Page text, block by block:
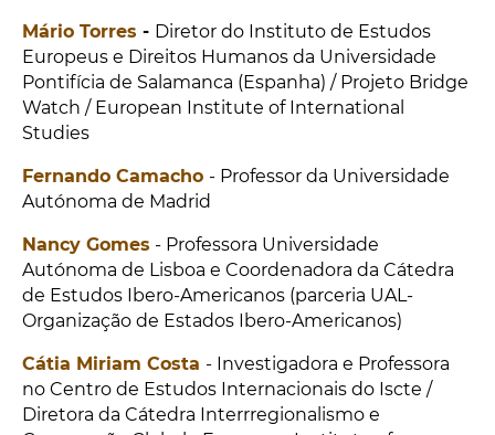
Mário Torres - Diretor do Instituto de Estudos
Europeus e Direitos Humanos da Universidade
Pontifícia de Salamanca (Espanha) / Projeto Bridge
Watch / European Institute of International
Studies
Fernando Camacho - Professor da Universidade
Autónoma de Madrid
Nancy Gomes - Professora Universidade
Autónoma de Lisboa e Coordenadora da Cátedra
de Estudos Ibero-Americanos (parceria UAL-
Organização de Estados Ibero-Americanos)
Cátia Miriam Costa - Investigadora e Professora
no Centro de Estudos Internacionais do Iscte /
Diretora da Cátedra Interrregionalismo e